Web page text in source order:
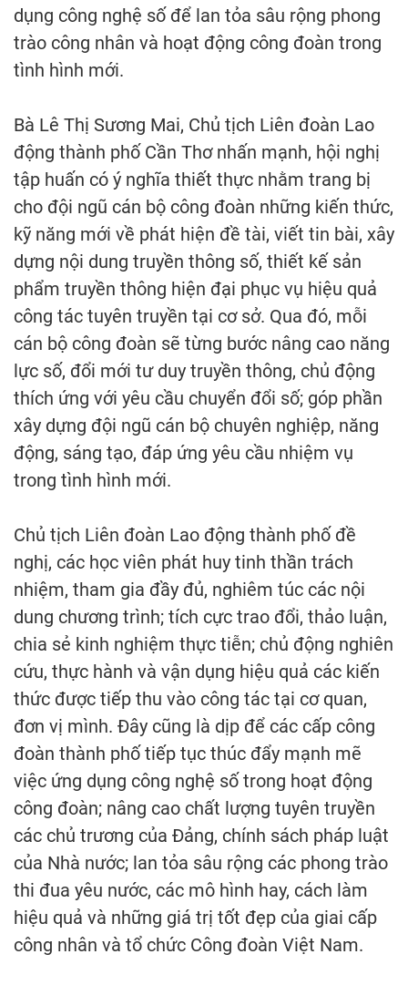
dụng công nghệ số để lan tỏa sâu rộng phong
trào công nhân và hoạt động công đoàn trong
tình hình mới.
Bà Lê Thị Sương Mai, Chủ tịch Liên đoàn Lao
động thành phố Cần Thơ nhấn mạnh, hội nghị
tập huấn có ý nghĩa thiết thực nhằm trang bị
cho đội ngũ cán bộ công đoàn những kiến thức,
kỹ năng mới về phát hiện đề tài, viết tin bài, xây
dựng nội dung truyền thông số, thiết kế sản
phẩm truyền thông hiện đại phục vụ hiệu quả
công tác tuyên truyền tại cơ sở. Qua đó, mỗi
cán bộ công đoàn sẽ từng bước nâng cao năng
lực số, đổi mới tư duy truyền thông, chủ động
thích ứng với yêu cầu chuyển đổi số; góp phần
xây dựng đội ngũ cán bộ chuyên nghiệp, năng
động, sáng tạo, đáp ứng yêu cầu nhiệm vụ
trong tình hình mới.
Chủ tịch Liên đoàn Lao động thành phố đề
nghị, các học viên phát huy tinh thần trách
nhiệm, tham gia đầy đủ, nghiêm túc các nội
dung chương trình; tích cực trao đổi, thảo luận,
chia sẻ kinh nghiệm thực tiễn; chủ động nghiên
cứu, thực hành và vận dụng hiệu quả các kiến
thức được tiếp thu vào công tác tại cơ quan,
đơn vị mình. Đây cũng là dịp để các cấp công
đoàn thành phố tiếp tục thúc đẩy mạnh mẽ
việc ứng dụng công nghệ số trong hoạt động
công đoàn; nâng cao chất lượng tuyên truyền
các chủ trương của Đảng, chính sách pháp luật
của Nhà nước; lan tỏa sâu rộng các phong trào
thi đua yêu nước, các mô hình hay, cách làm
hiệu quả và những giá trị tốt đẹp của giai cấp
công nhân và tổ chức Công đoàn Việt Nam.